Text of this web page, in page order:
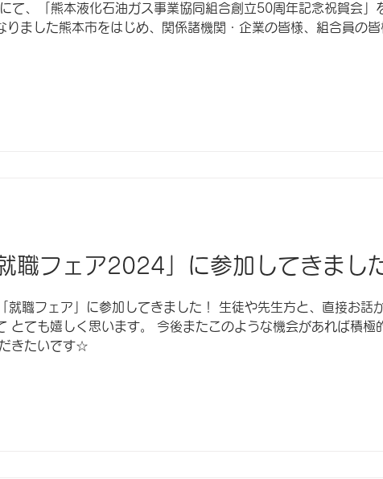
て、「熊本液化石油ガス事業協同組合創立50周年記念祝賀会」
りました熊本市をはじめ、関係諸機関・企業の皆様、組合員の
職フェア2024」に参加してきまし
職フェア」に参加してきました！ 生徒や先生方と、直接お話
とても嬉しく思います。 今後またこのような機会があれば積極
きたいです☆